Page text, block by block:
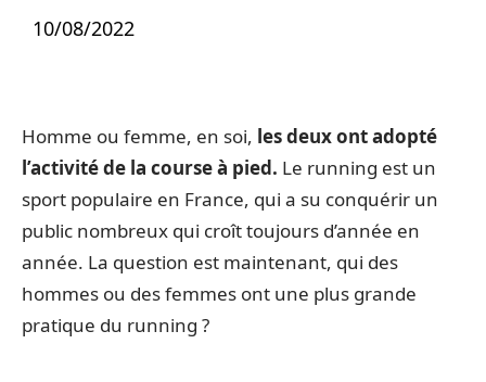
10/08/2022
Homme ou femme, en soi, les deux ont adopté
l’activité de la course à pied. Le running est un
sport populaire en France, qui a su conquérir un
public nombreux qui croît toujours d’année en
année. La question est maintenant, qui des
hommes ou des femmes ont une plus grande
pratique du running ?